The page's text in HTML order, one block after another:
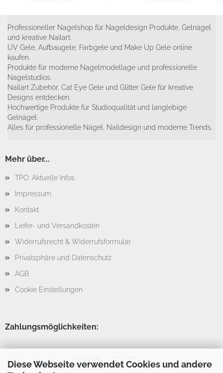
Diese Webseite verwendet Cookies und andere
Professioneller Nagelshop für Nageldesign Produkte, Gelnägel
und kreative Nailart.
UV Gele, Aufbaugele, Farbgele und Make Up Gele online
kaufen.
Produkte für moderne Nagelmodellage und professionelle
Nagelstudios.
Nailart Zubehör, Cat Eye Gele und Glitter Gele für kreative
Designs entdecken.
Hochwertige Produkte für Studioqualität und langlebige
Gelnägel.
Alles für professionelle Nägel, Naildesign und moderne Trends.
Mehr über...
TPO: Aktuelle Infos
Impressum
Kontakt
Liefer- und Versandkosten
Widerrufsrecht & Widerrufsformular
Privatsphäre und Datenschutz
AGB
Cookie Einstellungen
Zahlungsmöglichkeiten: